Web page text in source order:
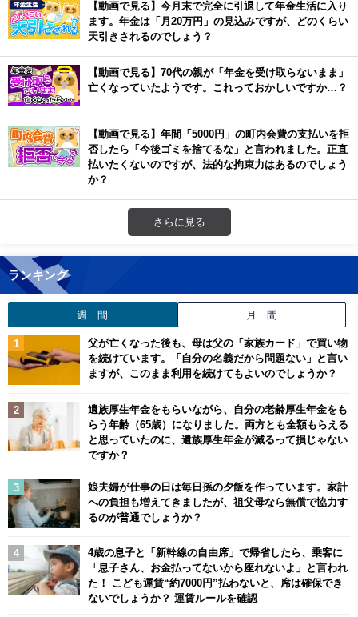
【動画で見る】今月末で完全に引退して年金生活に入り
ます。年金は「月20万円」の見込みですが、どのくらい
天引きされるのでしょう？
【動画で見る】70代の親が「年金を受け取らないまま」
亡くなっていたようです。これっておかしいですか…？
【動画で見る】年間「5000円」の町内会費の支払いを拒
否したら「今後ゴミを捨てるな」と言われました。正直
払いたくないのですが、法的な拘束力はあるのでしょう
か？
さらに見る
ランキング
週 間 月 間
父が亡くなった後も、母は父の「家族カード」で買い物
を続けています。「自分の名義だから問題ない」と言い
ますが、このまま利用を続けてもよいのでしょうか？
遺族厚生年金をもらいながら、自分の老齢厚生年金をも
らう年齢（65歳）になりました。両方とも全額もらえる
と思っていたのに、遺族厚生年金が減るって損じゃない
ですか？
娘夫婦が仕事の日は毎日孫の夕飯を作っています。家計
への負担も増えてきましたが、祖父母なら無償で協力す
るのが普通でしょうか？
4歳の息子と「新幹線の自由席」で帰省したら、乗客に
「息子さん、お金払ってないから座れないよ」と言われ
た！ こども運賃“約7000円”払わないと、席は確保でき
ないでしょうか？ 運賃ルールを確認